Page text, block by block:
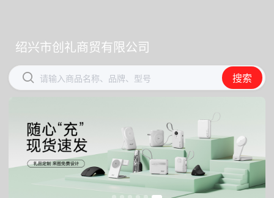
绍兴市创礼商贸有限公司
 请输入商品名称、品牌、型号 搜索
绍兴市创礼商贸有限公司
 请输入商品名称、品牌、型号 搜索
开学季礼品专区现已正式上线！